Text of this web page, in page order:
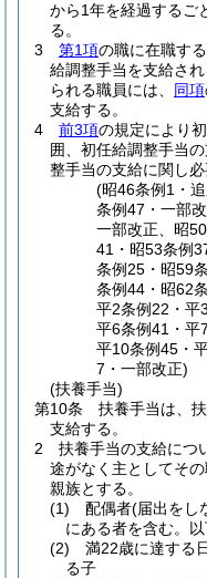
から1年を経過するご
る。
3
第1項の職に在職する
給調整手当を支給さ
られる職員には、 同項
支給する。
4
前3項の規定により
囲、初任給調整手当
整手当の支給に関し
(昭46条例1・
条例47・一部
一部改正、昭
41・昭53条例
条例25・昭59
条例44・昭62
平2条例22・平
平6条例41・平
平10条例45・
7・一部改正)
(扶養手当)
第10条
扶養手当は、
支給する。
2
扶養手当の支給につ
途がなく主としてそ
親族とする。
(1)
配偶者(届出をし
にある者を含む。
(2)
満22歳に達する
る子